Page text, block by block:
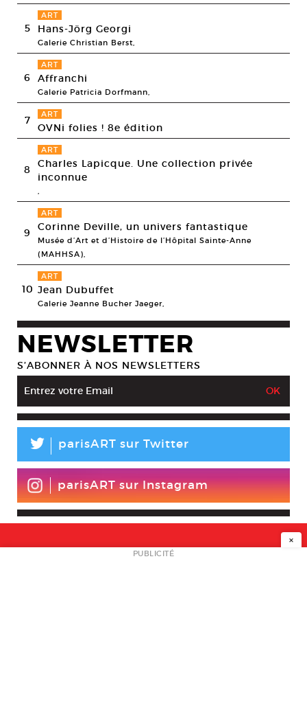
5
ART
Hans-Jörg Georgi
Galerie Christian Berst,
6
ART
Affranchi
Galerie Patricia Dorfmann,
7 ART
OVNi folies ! 8e édition
8
ART
Charles Lapicque. Une collection privée
inconnue
,
9
ART
Corinne Deville, un univers fantastique
Musée d’Art et d’Histoire de l’Hôpital Sainte-Anne
(MAHHSA),
10
ART
Jean Dubuffet
Galerie Jeanne Bucher Jaeger,
NEWSLETTER
S’ABONNER À NOS NEWSLETTERS
L parisART sur Twitter
parisART sur Instagram
NEWSLETTER
×
PUBLICITÉ